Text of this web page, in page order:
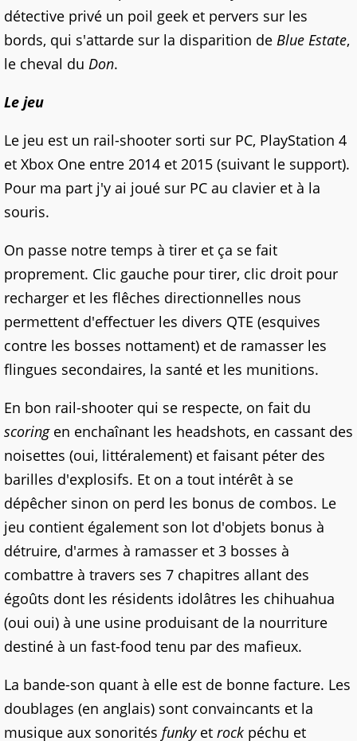
détective privé un poil geek et pervers sur les
bords, qui s'attarde sur la disparition de Blue Estate,
le cheval du Don.
Le jeu
Le jeu est un rail-shooter sorti sur PC, PlayStation 4
et Xbox One entre 2014 et 2015 (suivant le support).
Pour ma part j'y ai joué sur PC au clavier et à la
souris.
On passe notre temps à tirer et ça se fait
proprement. Clic gauche pour tirer, clic droit pour
recharger et les flêches directionnelles nous
permettent d'effectuer les divers QTE (esquives
contre les bosses nottament) et de ramasser les
flingues secondaires, la santé et les munitions.
En bon rail-shooter qui se respecte, on fait du
scoringen enchaînant les headshots, en cassant des
noisettes (oui, littéralement) et faisant péter des
barilles d'explosifs. Et on a tout intérêt à se
dépêcher sinon on perd les bonus de combos. Le
jeu contient également son lot d'objets bonus à
détruire, d'armes à ramasser et 3 bosses à
combattre à travers ses 7 chapitres allant des
égoûts dont les résidents idolâtres les chihuahua
(oui oui) à une usine produisant de la nourriture
destiné à un fast-food tenu par des mafieux.
La bande-son quant à elle est de bonne facture. Les
doublages (en anglais) sont convaincants et la
musique aux sonorités funkyet rock péchu et